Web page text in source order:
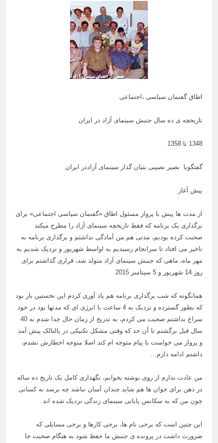
اطاق گفتمان سیاسی ،اجتماعی
تاریخچه ی ده سال جنبش سینمای آزاد در ایران
1348 تا 1358
گفتگوبا بصیر نصیبی بنیان گذار سینمای آزاددر ایران
پیش آغاز
از مدت ها پیش با پرواز مسئول اطاق «گفتمان سیاسی اجتماعی» برای
برگذاری یک برنامه که فقط تاریخچه سینمای آزاد را مطرح میکند
صحبت کرده بودیم، مدتی هم من آمادگی نداشتم و برگذاری برنامه به
تاخیر می افتاد تا سرانجام رسیدیم به اواسط شهریور و نزدیک شدیم به
مهر ماه، ماهی که جنبش سینمای آزاد متولد شد، قراری گذاشتم برای
روز 14 شهریور و 5 سپتامبر 2015
همانگونه که شب برگذاری برنامه هم یاد آوری کردم این نخستین بار بود
که بطور گسترده و نزدیک به 4 ساعت با انرژی ای که مدتها بود در خود
سراغ نداشتم صحبت می کردم، به تدریج از زمان حال جدا شدم به 40
سال قبل برگشتم تا آن حد که وقتی مشکل تکنیکی در پالتالک پیش آمد
و پرواز می خواست با پیام متوجه ام کند اصلا متوجه اخطارش نشدم،
داشتم ادامه دارم…
من عادت ندارم از روی نوشته بخوانم، نگهداری کامل یک تاریخ ده ساله
در ذهن برای جوان ها هم شاید چندان آسان نباشد چه برسد به کسانی
چون من که به سکانس پایانی سینمای زندگی نزدیک شده اند.
این چنین است که برخی نام ها، برخی کارها و برخی مسایلی که
ضرورت داشت در پرونده ی جنبش ما حفظ شود به هنگام صحبت جا